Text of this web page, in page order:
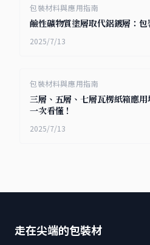
包裝材料與應用指南
鹼性礦物質塗層取代鋁鍍層：
2025/7/13
包裝材料與應用指南
三層、五層、七層瓦楞紙箱應
一次看懂！
2025/7/13
走在尖端的包裝材